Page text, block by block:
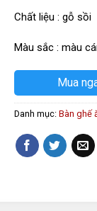
Chất liệu : gỗ sồi
Màu sắc : màu
Mua
Danh mục: Bàn ghế